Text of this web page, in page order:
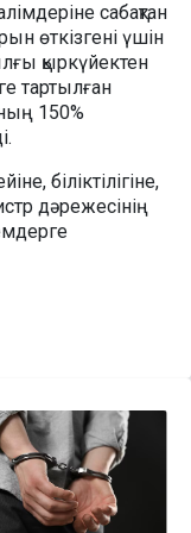
сабақтан
өткізгені үшін
қыркүйектен
тартылған
150%
біліктілігіне,
дәрежесінің